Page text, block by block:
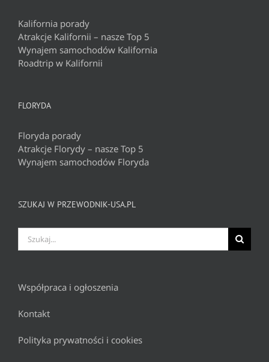
Kalifornia porady
Atrakcje Kalifornii – nasze Top 5
Wynajem samochodów Kalifornia
Roadtrip w Kalifornii
FLORYDA
Floryda porady
Atrakcje Florydy – nasze Top 5
Wynajem samochodów Floryda
SZUKAJ W PRZEWODNIK-USA.PL
Szukaj
Współpraca i ogłoszenia
Kontakt
Polityka prywatności i cookies